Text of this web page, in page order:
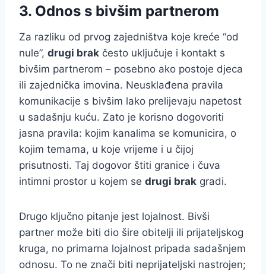
3. Odnos s bivšim partnerom
Za razliku od prvog zajedništva koje kreće “od
nule”, drugi brak često uključuje i kontakt s
bivšim partnerom – posebno ako postoje djeca
ili zajednička imovina. Neusklađena pravila
komunikacije s bivšim lako prelijevaju napetost
u sadašnju kuću. Zato je korisno dogovoriti
jasna pravila: kojim kanalima se komunicira, o
kojim temama, u koje vrijeme i u čijoj
prisutnosti. Taj dogovor štiti granice i čuva
intimni prostor u kojem se drugi brak gradi.
Drugo ključno pitanje jest lojalnost. Bivši
partner može biti dio šire obitelji ili prijateljskog
kruga, no primarna lojalnost pripada sadašnjem
odnosu. To ne znači biti neprijateljski nastrojen;